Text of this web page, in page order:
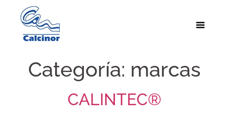
Categoría: marcas
CALINTEC®